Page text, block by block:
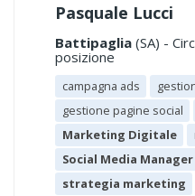
Pasquale Lucci
Battipaglia (SA) -
posizione
campagna ads
gestione pagine social
Marketing Digitale
Social Media Manager
strategia marketing